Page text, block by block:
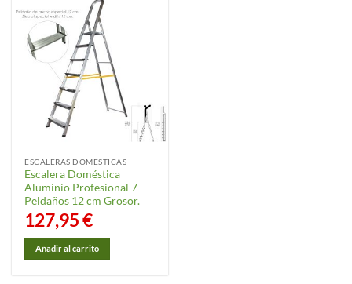
ESCALERAS DOMÉSTICAS
Escalera Doméstica
Aluminio Profesional 7
Peldaños 12 cm Grosor.
127,95€
Añadir al carrito